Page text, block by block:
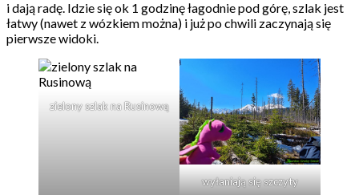
i dają radę. Idzie się ok 1 godzinę łagodnie pod górę, szlak jest
łatwy (nawet z wózkiem można) i już po chwili zaczynają się
pierwsze widoki.
zielony szlak na Rusinową
wyłaniają się szczyty